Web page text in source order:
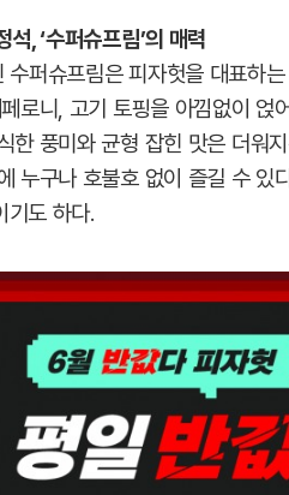
석, ‘수퍼슈프림’의 매력
퍼슈프림은 피자헛을 대표하
로니, 고기 토핑을 아낌없이 얹
한 풍미와 균형 잡힌 맛은 더워
누구나 호불호 없이 즐길 수 있
기도 하다.